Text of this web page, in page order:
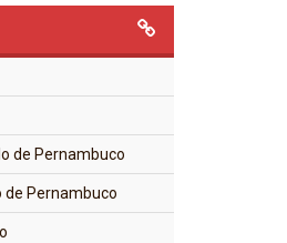
de Pernambuco
de Pernambuco